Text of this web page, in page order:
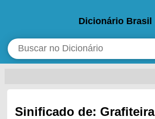
Dicionário Brasil
Sinificado de: Grafiteira